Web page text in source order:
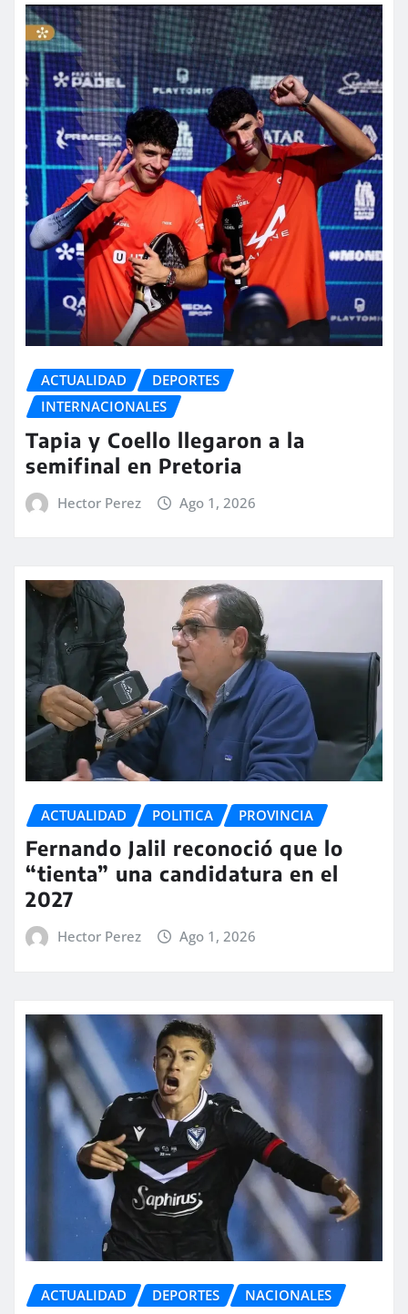
ACTUALIDAD
DEPORTES
INTERNACIONALES
Tapia y Coello llegaron a la
semifinal en Pretoria
Hector Perez Ago 1, 2026
ACTUALIDAD POLITICA PROVINCIA
Fernando Jalil reconoció que lo
“tienta” una candidatura en el
2027
Hector Perez Ago 1, 2026
ACTUALIDAD DEPORTES NACIONALES